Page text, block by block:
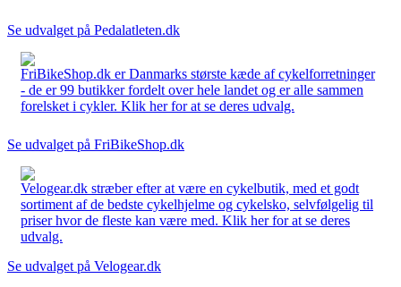
Se udvalget på Pedalatleten.dk
FriBikeShop.dk er Danmarks største kæde af cykelforretninger
- de er 99 butikker fordelt over hele landet og er alle sammen
forelsket i cykler. Klik her for at se deres udvalg.
Se udvalget på FriBikeShop.dk
Velogear.dk stræber efter at være en cykelbutik, med et godt
sortiment af de bedste cykelhjelme og cykelsko, selvfølgelig til
priser hvor de fleste kan være med. Klik her for at se deres
udvalg.
Se udvalget på Velogear.dk